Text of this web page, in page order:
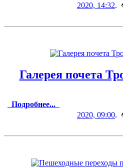
2020, 14:32.
Галерея почета
Подробнее...
2020, 09:00.